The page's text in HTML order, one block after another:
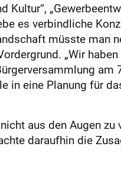
Kultur“,
es verbindliche
müsste man
„Wir
am
in eine Planung für
aus den Augen zu
daraufhin die